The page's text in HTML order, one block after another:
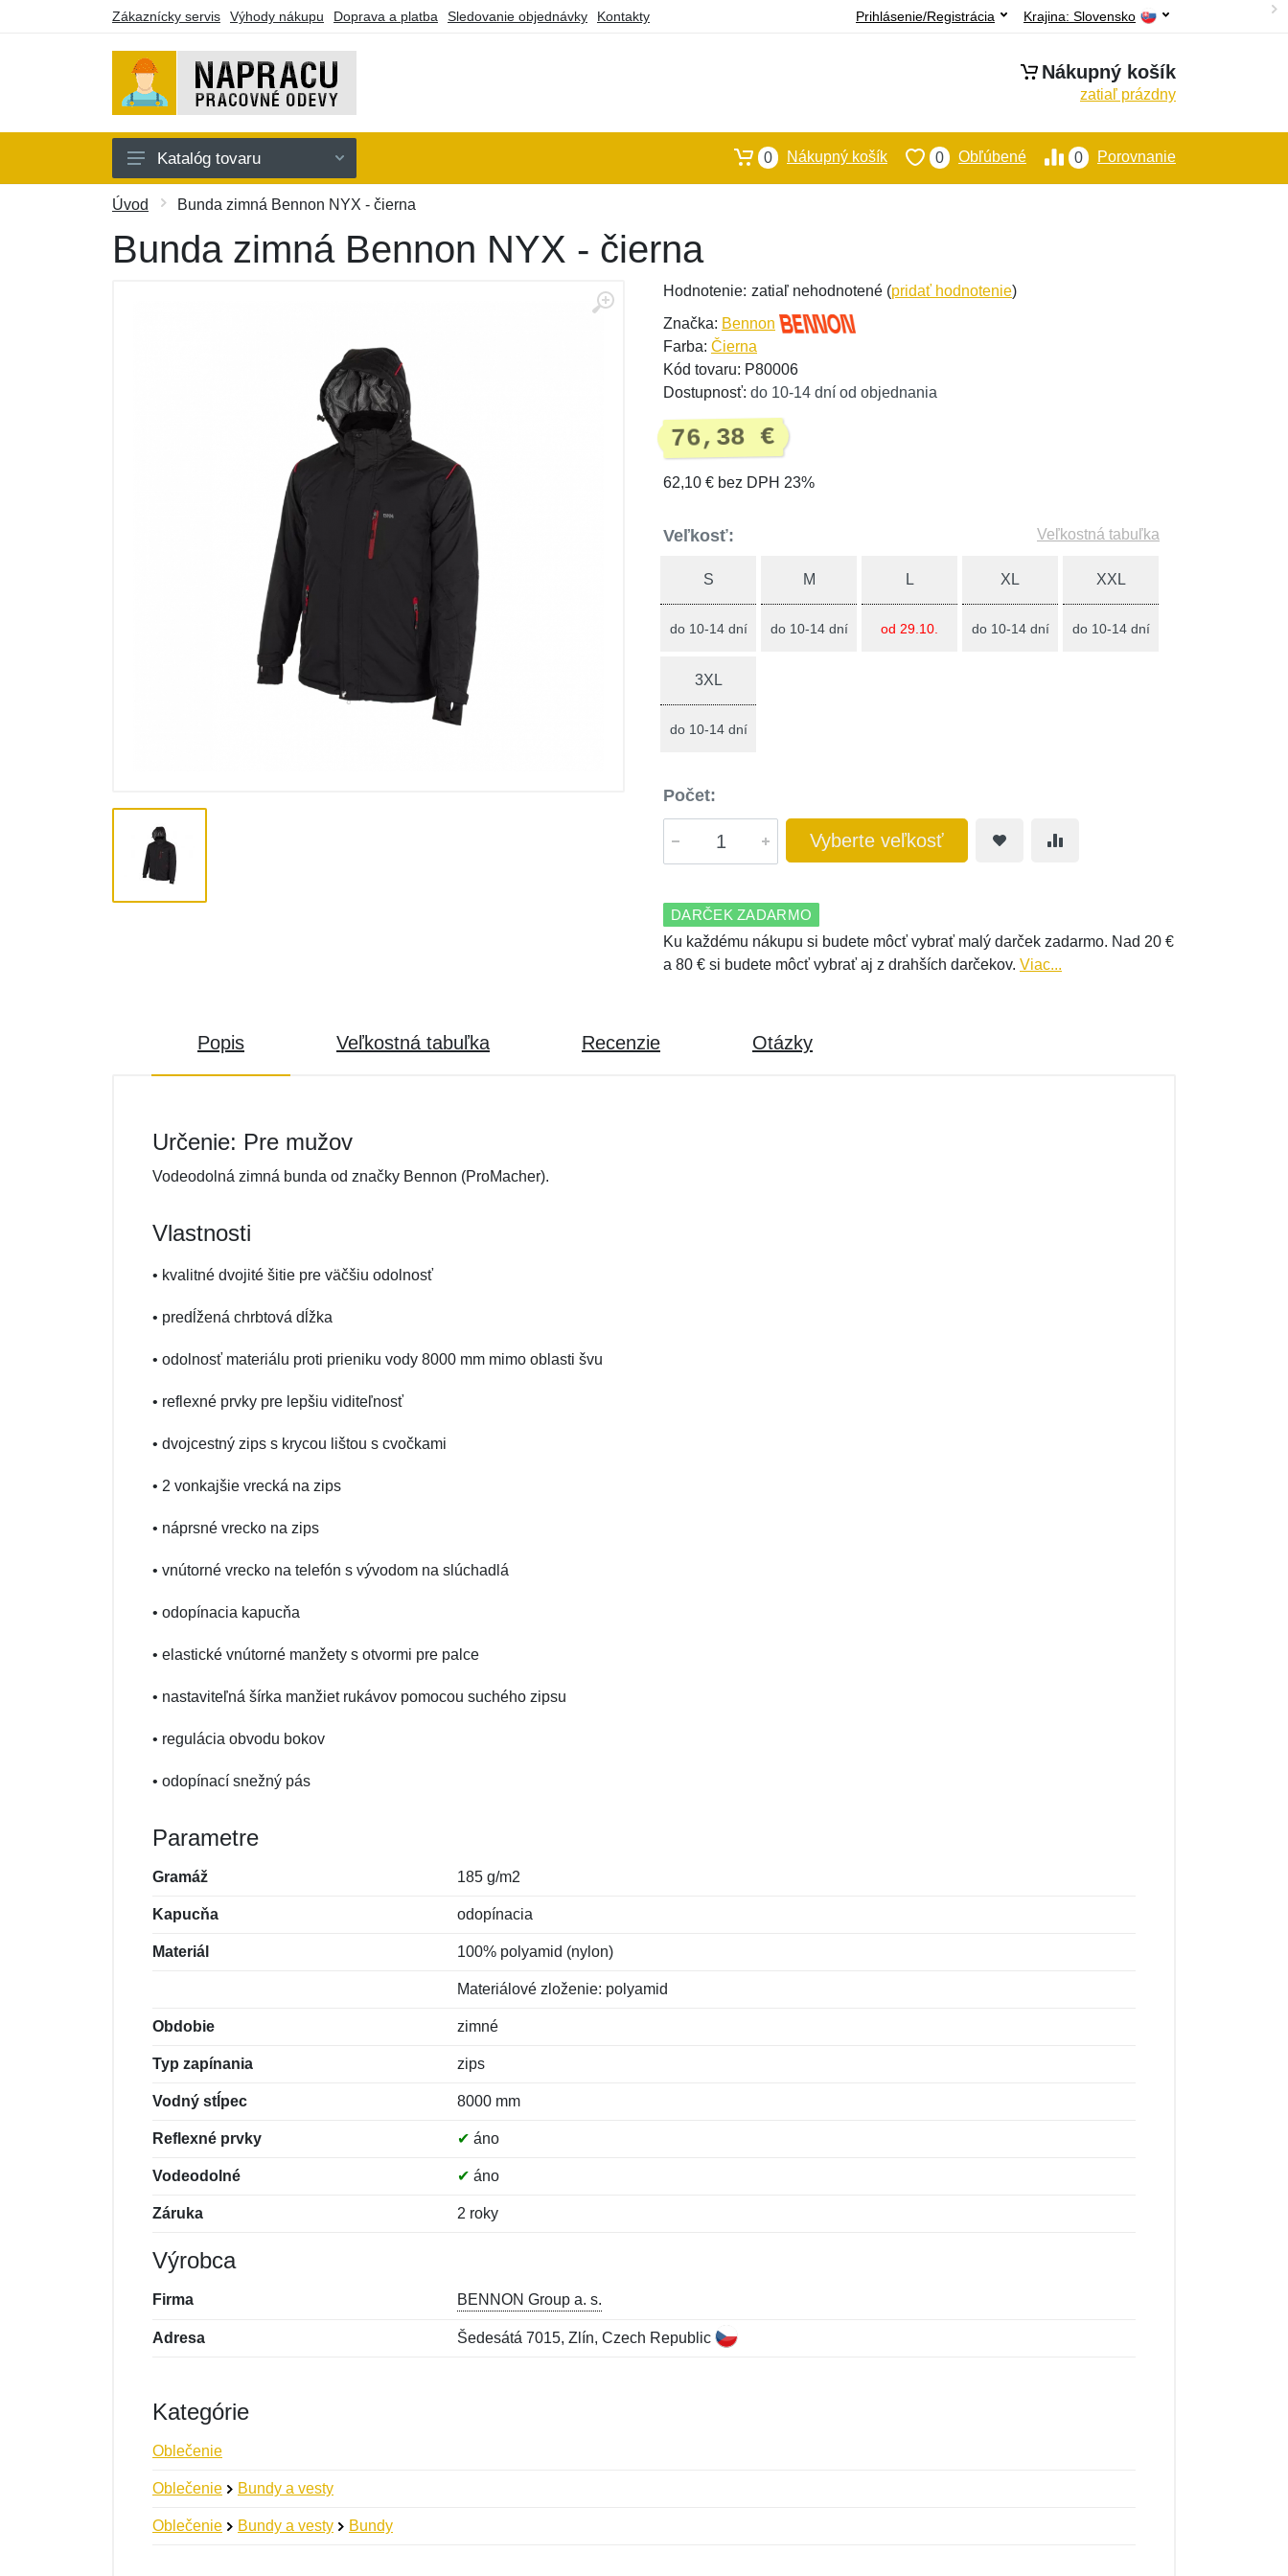
Zákaznícky servis Výhody nákupu Doprava a platba Sledovanie objednávky Kontakty Krajina: Slovensko
Prihlásenie/Registrácia
Nákupný košík
zatiaľ prázdny
Oblečenie
Doplnky
Katalóg tovaru 0 Porovnanie
0 Obľúbené
0 Nákupný košík
Úvod Bunda zimná Bennon NYX - čierna
Bunda zimná Bennon NYX - čierna
Hodnotenie: zatiaľ nehodnotené (pridať hodnotenie)
Značka: Bennon
Farba: Čierna
Kód tovaru: P80006
Dostupnosť: do 10-14 dní od objednania
76,38 €
62,10 € bez DPH 23%
Veľkosť: Veľkostná tabuľka
S
do 10-14 dní
M
do 10-14 dní
L
od 29.10.
XL
do 10-14 dní
XXL
do 10-14 dní
3XL
do 10-14 dní
Počet:
Vyberte veľkosť
DARČEK ZADARMO
Ku každému nákupu si budete môcť vybrať malý darček zadarmo. Nad 20 €
a 80 € si budete môcť vybrať aj z drahších darčekov. Viac...
Popis Veľkostná tabuľka Recenzie Otázky
Určenie: Pre mužov
Vodeodolná zimná bunda od značky Bennon (ProMacher).
Vlastnosti
• kvalitné dvojité šitie pre väčšiu odolnosť
• predĺžená chrbtová dĺžka
• odolnosť materiálu proti prieniku vody 8000 mm mimo oblasti švu
• reflexné prvky pre lepšiu viditeľnosť
• dvojcestný zips s krycou lištou s cvočkami
• 2 vonkajšie vrecká na zips
• náprsné vrecko na zips
• vnútorné vrecko na telefón s vývodom na slúchadlá
• odopínacia kapucňa
• elastické vnútorné manžety s otvormi pre palce
• nastaviteľná šírka manžiet rukávov pomocou suchého zipsu
• regulácia obvodu bokov
• odopínací snežný pás
Parametre
Gramáž 185 g/m2
Kapucňa odopínacia
Materiál 100% polyamid (nylon)
Materiálové zloženie: polyamid
Obdobie zimné
Typ zapínania zips
Vodný stĺpec 8000 mm
Reflexné prvky ✔ áno
Vodeodolné ✔ áno
Záruka 2 roky
Výrobca
Firma BENNON Group a. s.
Adresa Šedesátá 7015, Zlín, Czech Republic
Kategórie
Oblečenie
Oblečenie Bundy a vesty
Oblečenie Bundy a vesty Bundy